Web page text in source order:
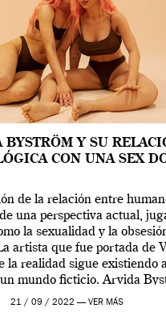
BYSTRÖM Y SU
CON UNA SEX
de la relación entre
una perspectiva actual,
la sexualidad y la
artista que fue portada de
la realidad sigue existiendo
mundo ficticio. Arvida
tienen un complejo
21 / 09 / 2022 — VER MÁS